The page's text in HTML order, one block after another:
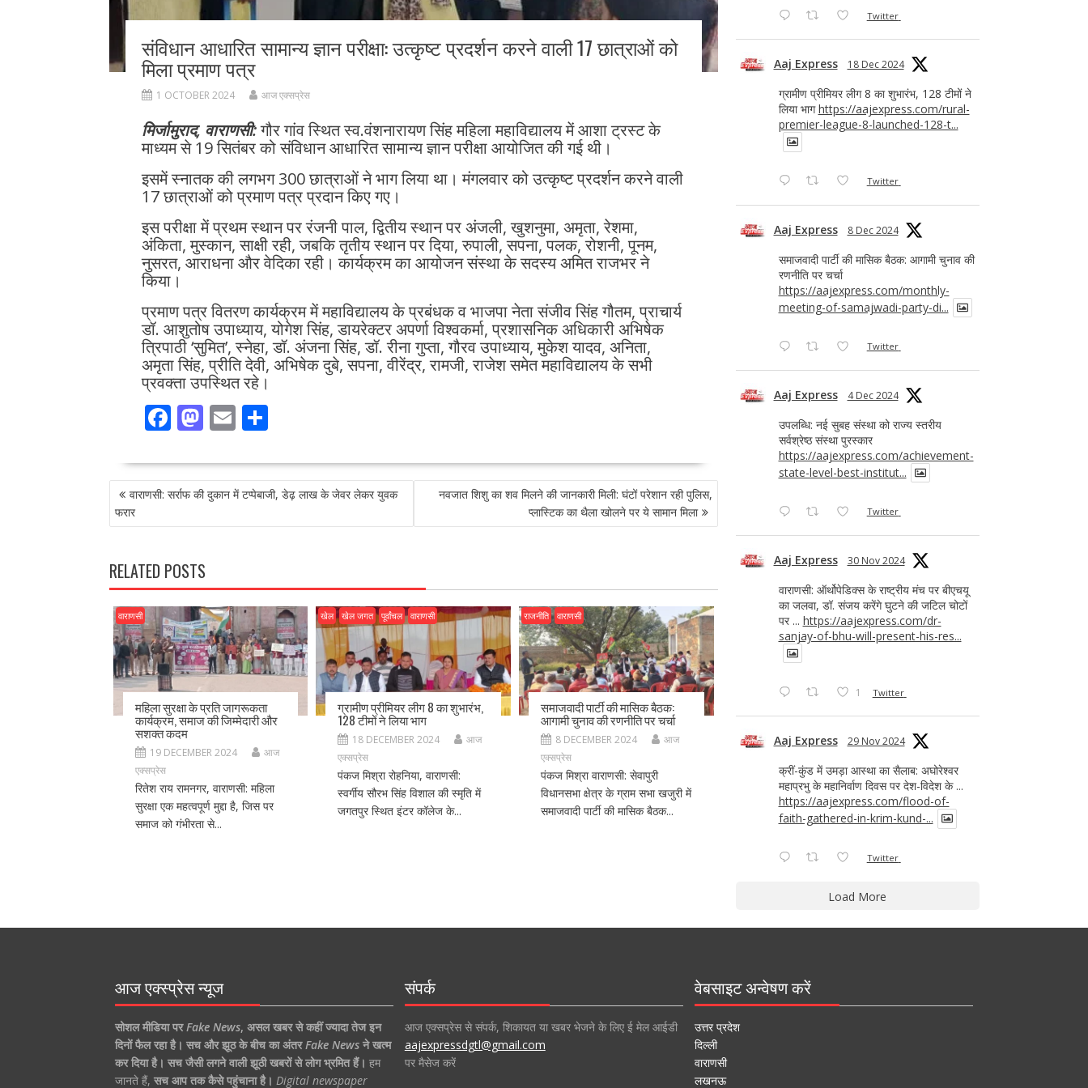
संविधान आधारित सामान्य ज्ञान परीक्षा: उत्कृष्ट प्रदर्शन करने वाली 17 छात्राओं को
मिला प्रमाण पत्र
1 OCTOBER 2024 आज एक्सप्रेस
मिर्जामुराद, वाराणसी:गौर गांव स्थित स्व.वंशनारायण सिंह महिला महाविद्यालय में आशा ट्रस्ट के
माध्यम से 19 सितंबर को संविधान आधारित सामान्य ज्ञान परीक्षा आयोजित की गई थी।
इसमें स्नातक की लगभग 300 छात्राओं ने भाग लिया था। मंगलवार को उत्कृष्ट प्रदर्शन करने वाली
17 छात्राओं को प्रमाण पत्र प्रदान किए गए।
इस परीक्षा में प्रथम स्थान पर रंजनी पाल, द्वितीय स्थान पर अंजली, खुशनुमा, अमृता, रेशमा,
अंकिता, मुस्कान, साक्षी रही, जबकि तृतीय स्थान पर दिया, रुपाली, सपना, पलक, रोशनी, पूनम,
नुसरत, आराधना और वेदिका रही। कार्यक्रम का आयोजन संस्था के सदस्य अमित राजभर ने
किया।
प्रमाण पत्र वितरण कार्यक्रम में महाविद्यालय के प्रबंधक व भाजपा नेता संजीव सिंह गौतम, प्राचार्य
डॉ. आशुतोष उपाध्याय, योगेश सिंह, डायरेक्टर अपर्णा विश्वकर्मा, प्रशासनिक अधिकारी अभिषेक
त्रिपाठी ‘सुमित’, स्नेहा, डॉ. अंजना सिंह, डॉ. रीना गुप्ता, गौरव उपाध्याय, मुकेश यादव, अनिता,
अमृता सिंह, प्रीति देवी, अभिषेक दुबे, सपना, वीरेंद्र, रामजी, राजेश समेत महाविद्यालय के सभी
प्रवक्ता उपस्थित रहे।
F
e
b
o
k
M
to
d
o
E
ai
l
S
ar
e
POST
NAVIGATION
वाराणसी: सर्राफ की दुकान में टप्पेबाजी, डेढ़ लाख के जेवर लेकर युवक
फरार
नवजात शिशु का शव मिलने की जानकारी मिली: घंटों परेशान रही पुलिस,
प्लास्टिक का थैला खोलने पर ये सामान मिला
RELATED POSTS
वाराणसी
महिला सुरक्षा के प्रति जागरूकता
कार्यक्रम, समाज की जिम्मेदारी और
सशक्त कदम
19 DECEMBER 2024
आज
एक्सप्रेस
रितेश राय रामनगर, वाराणसी: महिला
सुरक्षा एक महत्वपूर्ण मुद्दा है, जिस पर
समाज को गंभीरता से...
खेल खेल जगत पूर्वांचल वाराणसी
ग्रामीण प्रीमियर लीग 8 का शुभारंभ,
128 टीमों ने लिया भाग
18 DECEMBER 2024
आज
एक्सप्रेस
पंकज मिश्रा रोहनिया, वाराणसी:
स्वर्गीय सौरभ सिंह विशाल की स्मृति में
जगतपुर स्थित इंटर कॉलेज के...
राजनीति वाराणसी
समाजवादी पार्टी की मासिक बैठक:
आगामी चुनाव की रणनीति पर चर्चा
8 DECEMBER 2024
आज
एक्सप्रेस
पंकज मिश्रा वाराणसी: सेवापुरी
विधानसभा क्षेत्र के ग्राम सभा खजुरी में
समाजवादी पार्टी की मासिक बैठक...
Twitter
Aaj Express 18 Dec 2024
ग्रामीण प्रीमियर लीग 8 का शुभारंभ, 128 टीमों ने
लिया भागhttps://aajexpress.com/rural-
premier-league-8-launched-128-t...
Twitter
Aaj Express 8 Dec 2024
समाजवादी पार्टी की मासिक बैठक: आगामी चुनाव की
रणनीति पर चर्चा
https://aajexpress.com/monthly-
meeting-of-samajwadi-party-di...
Twitter
Aaj Express 4 Dec 2024
उपलब्धि: नई सुबह संस्था को राज्य स्तरीय
सर्वश्रेष्ठ संस्था पुरस्कार
https://aajexpress.com/achievement-
state-level-best-institut...
Twitter
Aaj Express 30 Nov 2024
वाराणसी: ऑर्थोपेडिक्स के राष्ट्रीय मंच पर बीएचयू
का जलवा, डॉ. संजय करेंगे घुटने की जटिल चोटों
पर ... https://aajexpress.com/dr-
sanjay-of-bhu-will-present-his-res...
1 Twitter
Aaj Express 29 Nov 2024
क्रीं-कुंड में उमड़ा आस्था का सैलाब: अघोरेश्वर
महाप्रभु के महानिर्वाण दिवस पर देश-विदेश के ...
https://aajexpress.com/flood-of-
faith-gathered-in-krim-kund-...
Twitter
Load More
आज एक्स्प्रेस न्यूज
सोशल मीडिया पर Fake News, असल खबर से कहीं ज्यादा तेज इन
दिनों फैल रहा है। सच और झूठ के बीच का अंतर Fake Newsने खत्म
कर दिया है। सच जैसी लगने वाली झूठी खबरों से लोग भ्रमित हैं। हम
जानते हैं, सच आप तक कैसे पहुंचाना है। Digital newspaper
संपर्क
आज एक्सप्रेस से संपर्क, शिकायत या खबर भेजने के लिए ई मेल आईडी
aajexpressdgtl@gmail.com
पर मैसेज करें
वेबसाइट अन्वेषण करें
उत्तर प्रदेश
दिल्ली
वाराणसी
लखनऊ